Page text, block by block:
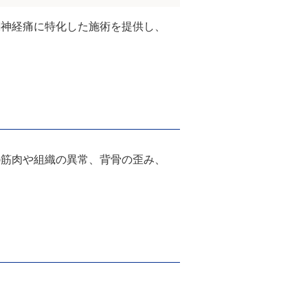
経痛に特化した施術を提供し、
肉や組織の異常、背骨の歪み、